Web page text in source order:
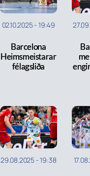
02.10.2025- 19:49
Barcelona
Heimsmeistarar
félagsliða
29.08.2025 -19:38